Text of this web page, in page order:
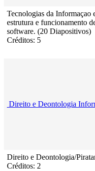
Tecnologias da Informaçao
estrutura e funcionamento
software. (20 Diapositivos)
Créditos: 5
Direito e Deontologia
Direito e Deontologia/
Créditos: 2